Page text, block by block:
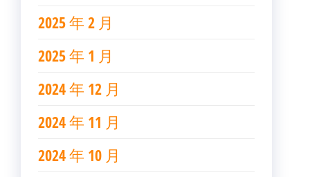
2025 年 2 月
2025 年 1 月
2024 年 12 月
2024 年 11 月
2024 年 10 月